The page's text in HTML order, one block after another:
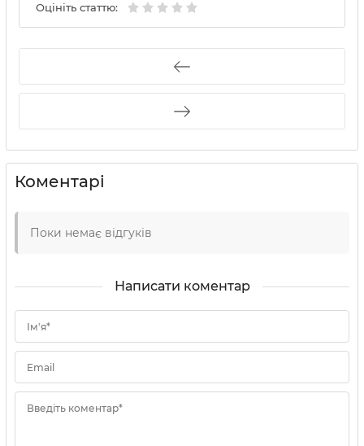
Оцініть статтю:
Коментарі
Поки немає відгуків
Написати коментар
Ім'я*
Email
Введіть коментар*